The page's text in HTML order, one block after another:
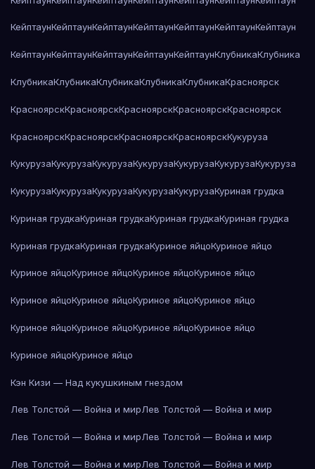
КейптаунКейптаунКейптаунКейптаунКейптаунКейптаунКейптаун
КейптаунКейптаунКейптаунКейптаунКейптаунКлубникаКлубника
КлубникаКлубникаКлубникаКлубникаКлубникаКрасноярск
КрасноярскКрасноярскКрасноярскКрасноярскКрасноярск
КрасноярскКрасноярскКрасноярскКрасноярскКукуруза
КукурузаКукурузаКукурузаКукурузаКукурузаКукурузаКукуруза
КукурузаКукурузаКукурузаКукурузаКукурузаКуриная грудка
Куриная грудкаКуриная грудкаКуриная грудкаКуриная грудка
Куриная грудкаКуриная грудкаКуриное яйцоКуриное яйцо
Куриное яйцоКуриное яйцоКуриное яйцоКуриное яйцо
Куриное яйцоКуриное яйцоКуриное яйцоКуриное яйцо
Куриное яйцоКуриное яйцоКуриное яйцоКуриное яйцо
Куриное яйцоКуриное яйцо
Кэн Кизи — Над кукушкиным гнездом
Лев Толстой — Война и мирЛев Толстой — Война и мир
Лев Толстой — Война и мирЛев Толстой — Война и мир
Лев Толстой — Война и мирЛев Толстой — Война и мир